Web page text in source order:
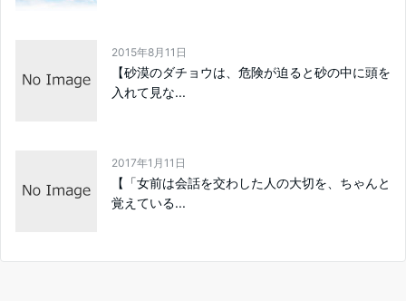
2015年8月11日
【砂漠のダチョウは、危険が迫ると砂の中に頭を
入れて見な...
2017年1月11日
【「女前は会話を交わした人の大切を、ちゃんと
覚えている...